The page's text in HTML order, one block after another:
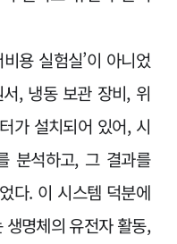
용 실험실’이 아니었
, 냉동 보관 장비, 위
가 설치되어 있어, 시
분석하고, 그 결과를
다. 이 시스템 덕분에
생명체의 유전자 활동,